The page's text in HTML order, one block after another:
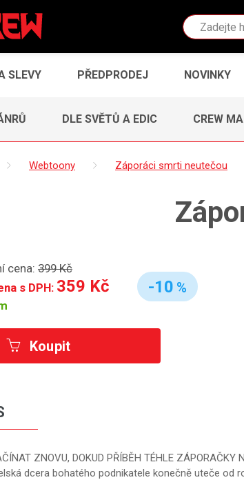
SLEVY PŘEDPRODEJ NOVINKY
DLE SVĚTŮ A EDIC CREW
Webtoony Záporáci smrti neutečou
cena: 399 Kč
s DPH: 359 Kč -10 %
Koupit
ZNOVU, DOKUD PŘÍBĚH TÉHLE ZÁPORAČKY
dcera bohatého podnikatele konečně uteče od